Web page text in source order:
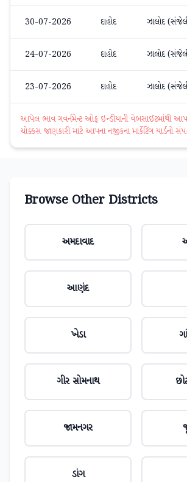
30-07-2026 દાહોદ ઝાલોદ
24-07-2026 દાહોદ ઝાલોદ
23-07-2026 દાહોદ ઝાલોદ
આપેલ ભાવ ગવર્નમેન્ટ ઓફ ઇન્ડીયાની વેબસાઈટમાંથી
ચોક્કસ જાણકારી માટે આપના નજીકના માર્કેટિંગ યાર્ડનો
Browse Other Districts
અમદાવાદ
આણંદ
ખેડા
ગીર સોમનાથ
જામનગર
ડાંગ